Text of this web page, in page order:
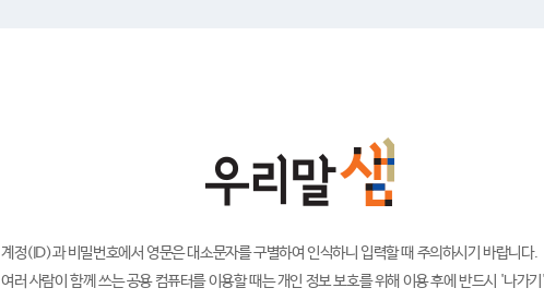
계정(ID)과 비밀번호에서 영문은 대소문자를 구별하여 인식하니 입력할 때 주의하시기 바랍니다.
여러 사람이 함께 쓰는 공용 컴퓨터를 이용할 때는 개인 정보 보호를 위해 이용 후에 반드시 '나가